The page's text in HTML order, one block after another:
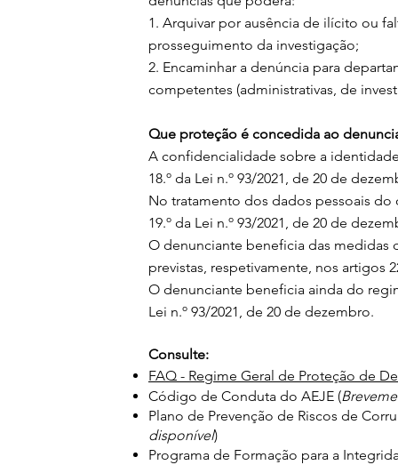
1. Arquivar por ausência de ilícito ou
prosseguimento da investigação;
2. Encaminhar a denúncia para
competentes (administrativas, de
Que proteção é concedida ao
A confidencialidade sobre a
18.º da Lei n.º 93/2021, de 20 de
No tratamento dos dados pessoais
19.º da Lei n.º 93/2021, de 20 de
O denunciante beneficia das medidas
previstas, respetivamente, nos artigos
O denunciante beneficia ainda do
Lei n.º 93/2021, de 20 de dezembro.
Consulte:
FAQ - Regime Geral de Proteção de
Código de Conduta do AEJE (
Plano de Prevenção de Riscos de
disponível)
Programa de Formação para a